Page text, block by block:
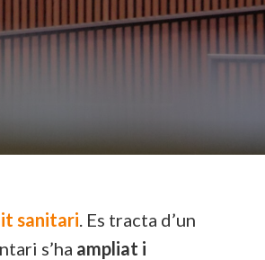
sanitari. Es tracta d’un
s’ha ampliat i